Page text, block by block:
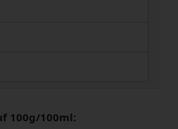
100g/100ml: